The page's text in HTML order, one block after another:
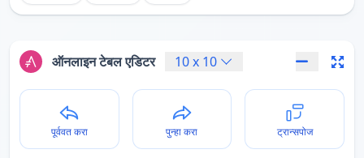
ऑनलाइन टेबल एडिटर 10x 10
पूर्ववत करा पुन्हा करा ट्रान्सपोज